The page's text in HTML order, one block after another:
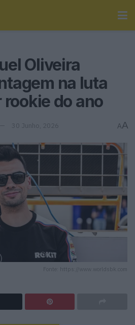
Oliveira
na luta
do ano
30 Junho, 2026 AA
Fonte: https://www.worldsbk.com